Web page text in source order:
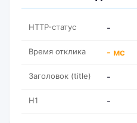
HTTP-статус -
Время отклика - мс
Заголовок (title) -
H1 -